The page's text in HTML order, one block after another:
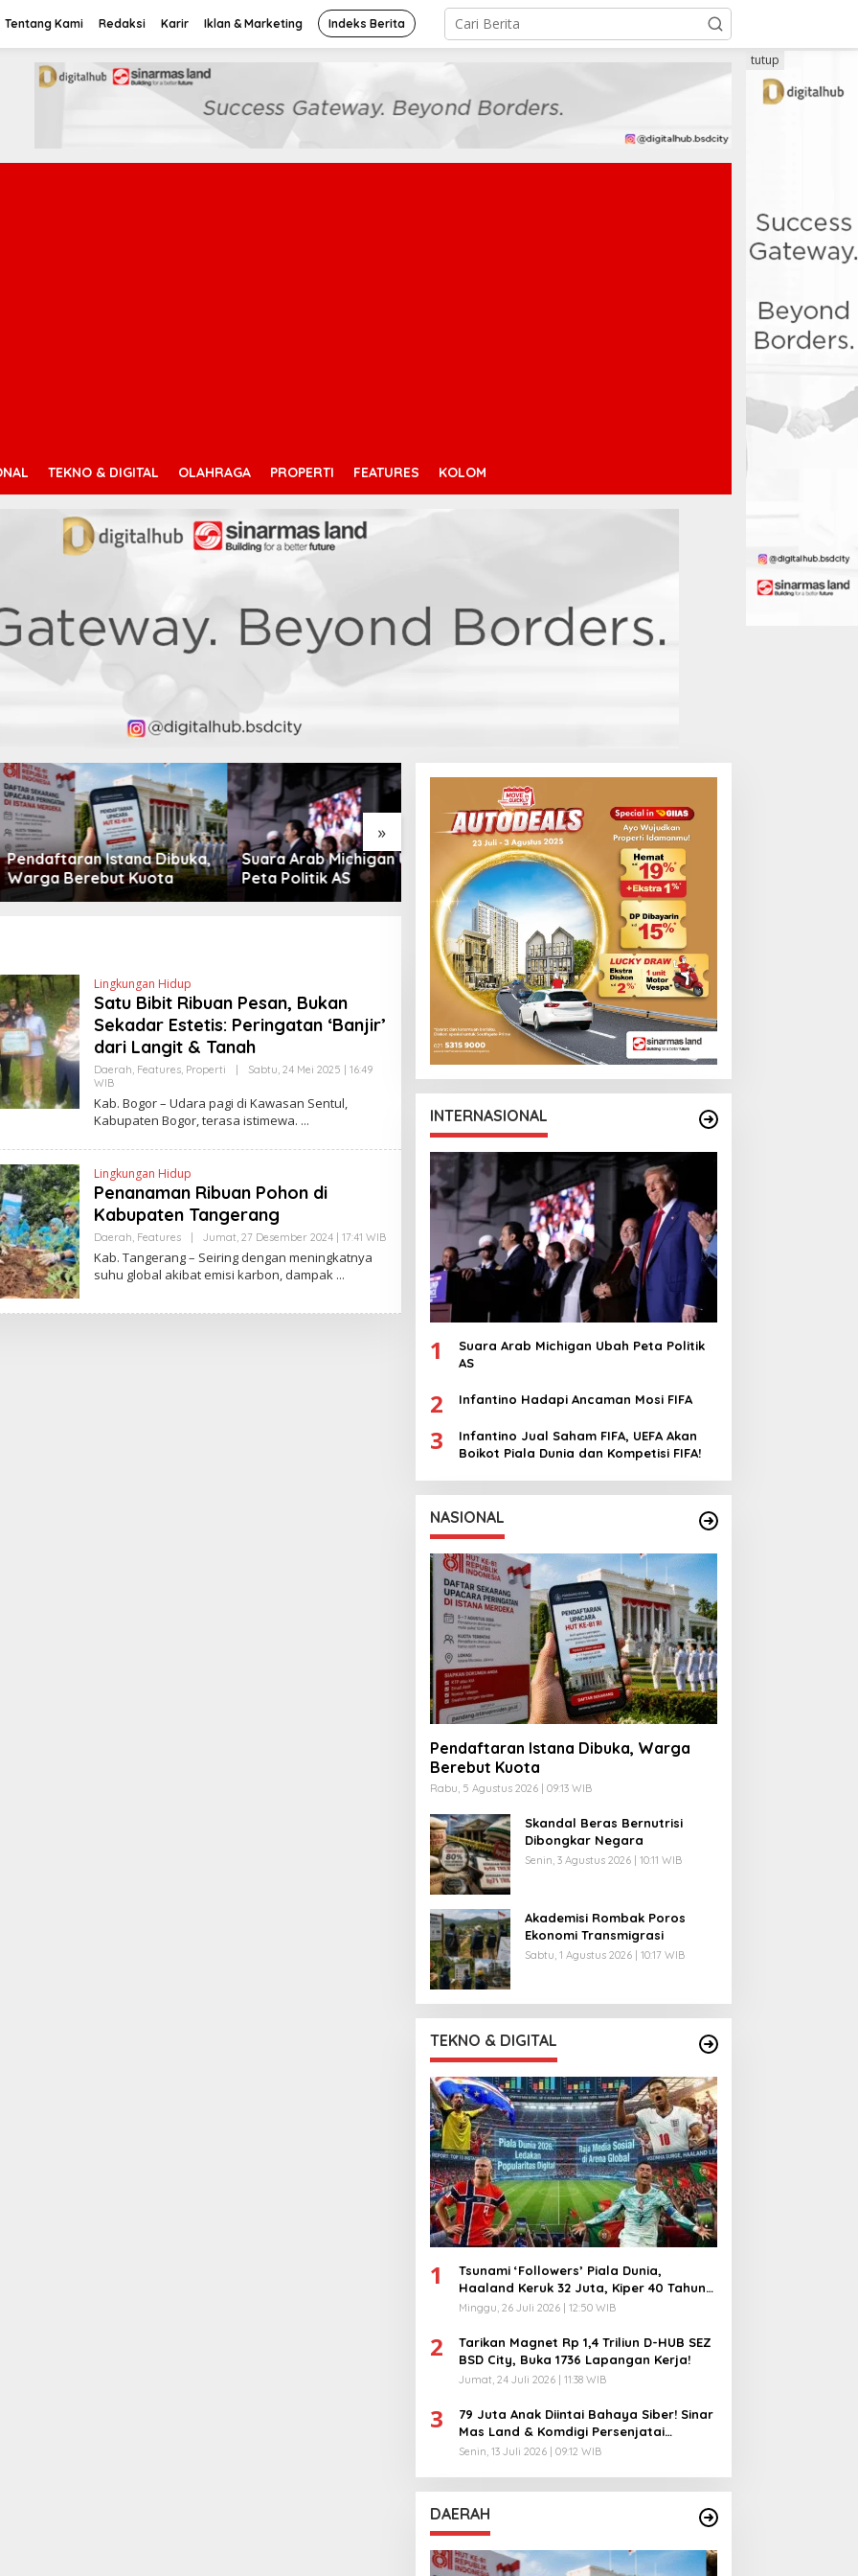
Tentang Kami Redaksi Karir Iklan & Marketing Indeks Berita
TEKNO & DIGITAL OLAHRAGA PROPERTI FEATURES KOLOM
tutup
»
Istana Dibuka,
Kuota
Suara Arab Michigan Ubah
Peta Politik AS
Debut Manis Jeremy
Monga Bersama
Manchester City
Lingkungan Hidup
Satu Bibit Ribuan Pesan, Bukan
Sekadar Estetis: Peringatan ‘Banjir’
dari Langit & Tanah
Daerah, Features, Properti |
Sabtu, 24 Mei 2025 | 16:49
WIBO
E
H
E
D
R
A
N
W
S
L
I
K
Kab. Bogor – Udara pagi di Kawasan Sentul,
Kabupaten Bogor, terasa istimewa.
Lingkungan Hidup
Penanaman Ribuan Pohon di
Kabupaten Tangerang
Daerah, Features | Jumat, 27 Desember 2024 | 17:41 WIBO
N
Kab. Tangerang – Seiring dengan meningkatnya
suhu global akibat emisi karbon, dampak
INTERNASIONAL
1
Suara Arab Michigan Ubah Peta Politik
AS
2 Infantino Hadapi Ancaman Mosi FIFA
3
Infantino Jual Saham FIFA, UEFA Akan
Boikot Piala Dunia dan Kompetisi FIFA!
NASIONAL
Pendaftaran Istana Dibuka, Warga
Berebut Kuota
Rabu, 5 Agustus 2026 | 09:13 WIB
Skandal Beras Bernutrisi
Dibongkar Negara
Senin, 3 Agustus 2026 | 10:11 WIB
Akademisi Rombak Poros
Ekonomi Transmigrasi
Sabtu, 1 Agustus 2026 | 10:17 WIB
TEKNO & DIGITAL
1
Tsunami ‘Followers’ Piala Dunia,
Haaland Keruk 32 Juta, Kiper 40 Tahun
Bikin Geger!
Minggu, 26 Juli 2026 | 12:50 WIB
2
Tarikan Magnet Rp 1,4 Triliun D-HUB SEZ
BSD City, Buka 1736 Lapangan Kerja!
Jumat, 24 Juli 2026 | 11:38 WIB
3
79 Juta Anak Diintai Bahaya Siber! Sinar
Mas Land & Komdigi Persenjatai
Ratusan Guru!
Senin, 13 Juli 2026 | 09:12 WIB
DAERAH